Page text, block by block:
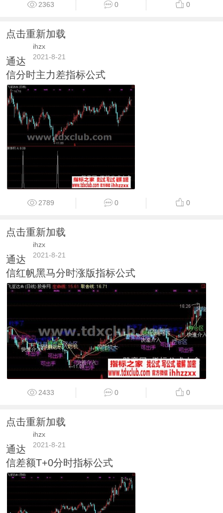
2363 0 0
点击重新加载
ihzx
2021-8-21
通达
信分时主力差指标公式
2789 0 0
点击重新加载
ihzx
2021-8-21
通达
信红帆黑马分时涨版指标公式
2433 0 0
点击重新加载
ihzx
2021-8-21
通达
信差额T+0分时指标公式